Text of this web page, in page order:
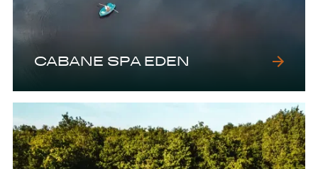
CABANE SPA EDEN